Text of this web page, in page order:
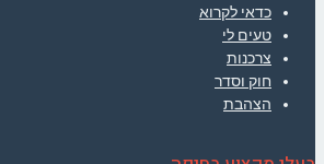
כדאי לקרוא
טעים לי
צרכנות
חוק וסדר
הצהבת